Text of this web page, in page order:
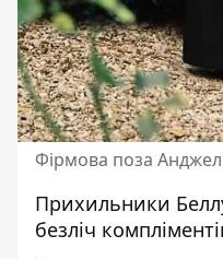
Фірмова поза
Прихильники
безліч